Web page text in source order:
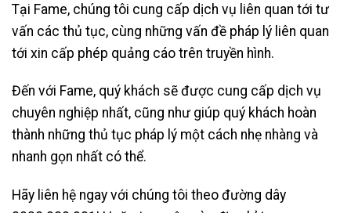
Tại Fame, chúng tôi cung cấp dịch vụ liên quan tới tư
vấn các thủ tục, cùng những vấn đề pháp lý liên quan
tới xin cấp phép quảng cáo trên truyền hình.
Đến với Fame, quý khách sẽ được cung cấp dịch vụ
chuyên nghiệp nhất, cũng như giúp quý khách hoàn
thành những thủ tục pháp lý một cách nhẹ nhàng và
nhanh gọn nhất có thể.
Hãy liên hệ ngay với chúng tôi theo đường dây